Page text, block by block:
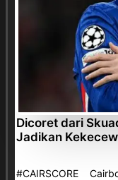
Dicoret dari
Jadikan
#CAIRSCORE